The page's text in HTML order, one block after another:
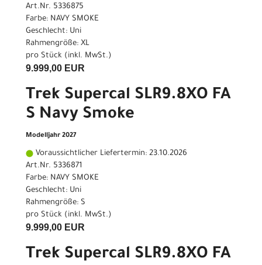
Art.Nr. 5336875
Farbe: NAVY SMOKE
Geschlecht: Uni
Rahmengröße: XL
pro Stück (inkl. MwSt.)
9.999,00 EUR
Trek Supercal SLR9.8XO FA
S Navy Smoke
Modelljahr 2027
Voraussichtlicher Liefertermin: 23.10.2026
Art.Nr. 5336871
Farbe: NAVY SMOKE
Geschlecht: Uni
Rahmengröße: S
pro Stück (inkl. MwSt.)
9.999,00 EUR
Trek Supercal SLR9.8XO FA